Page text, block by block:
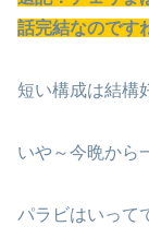
話完結なのです
短い構成は結構
いや～今晩から
パラビはいって